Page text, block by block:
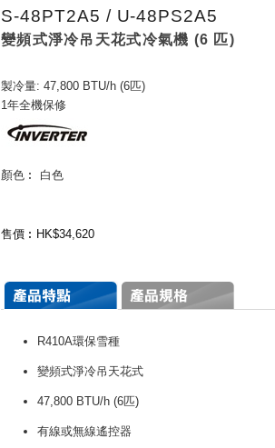
S-48PT2A5 / U-48PS2A5
變頻式淨冷吊天花式冷氣機 (6 匹)
製冷量: 47,800 BTU/h (6匹)
1年全機保修
顏色︰ 白色
售價︰HK$34,620
R410A環保雪種
變頻式淨冷吊天花式
47,800 BTU/h (6匹)
有線或無線遙控器